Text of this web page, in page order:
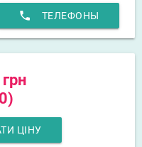
phone ТЕЛЕФОНЫ
ЦІНУ